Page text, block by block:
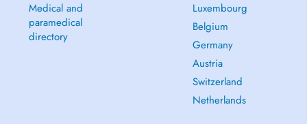
Medical and
paramedical
directory
Luxembourg
Belgium
Germany
Austria
Switzerland
Netherlands